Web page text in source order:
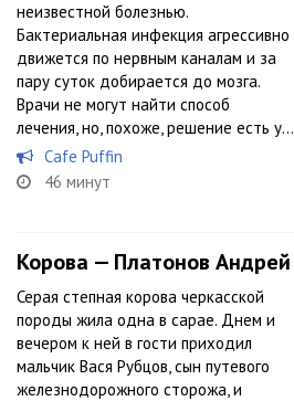
неизвестной болезнью.
Бактериальная инфекция агрессивно
движется по нервным каналам и за
пару суток добирается до мозга.
Врачи не могут найти способ
лечения, но, похоже, решение есть у...
Cafe Puffin
46 минут
Корова — Платонов Андрей
Серая степная корова черкасской
породы жила одна в сарае. Днем и
вечером к ней в гости приходил
мальчик Вася Рубцов, сын путевого
железнодорожного сторожа, и